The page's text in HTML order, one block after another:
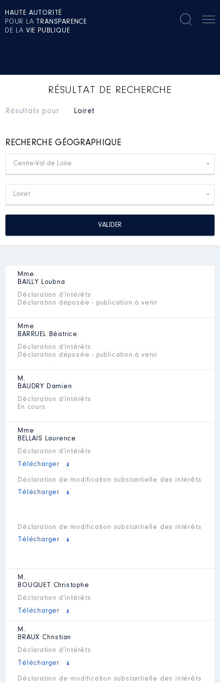
HAUTE AUTORITÉ
POUR LA TRANSPARENCE
DE LA VIE PUBLIQUE
RÉSULTAT DE RECHERCHE
Résultats pour Loiret
RECHERCHE GÉOGRAPHIQUE
Mme
BAILLY Loubna
Déclaration d’intérêts
Déclaration déposée - publication à venir
Mme
BARRUEL Béatrice
Déclaration d’intérêts
Déclaration déposée - publication à venir
M.
BAUDRY Damien
Déclaration d’intérêts
En cours
Mme
BELLAIS Laurence
Déclaration d’intérêts
Télécharger
Déclaration de modification substantielle des intérêts
Télécharger
Déclaration de modification substantielle des intérêts
Télécharger
M.
BOUQUET
Christophe
Déclaration d’intérêts
Télécharger
M.
BRAUX Christian
Déclaration d’intérêts
Télécharger
Déclaration de modification substantielle des intérêts